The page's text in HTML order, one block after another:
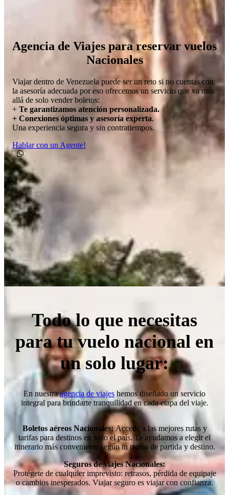
Agencia de Viajes para reservar vuelos
Nacionales
Viajar dentro de Venezuela puede ser un reto si no cuentas con
la asesoría adecuada por eso ofrecemos un servicio que va más
allá de solo vender boletos:
+ Te garantizamos atención personalizada.
+ Conexiones óptimas y asesoría experta.
Una experiencia segura y sin contratiempos.
Hablar con un Agente!
Todo lo que necesitas
para tu vuelo nacional en
un solo lugar:
En nuestraagencia de viajes hemos diseñado un servicio
integral para brindarte tranquilidad en cada etapa del viaje.
Boletos aéreos Nacionales:Accede a las mejores rutas y
tarifas para destinos en todo el país. Te ayudamos a elegir el
itinerario más conveniente según tu punto de partida y destino.
Seguros de viajes Nacionales:
Protégete de cualquier imprevisto: retrasos, pérdida de equipaje
o cambios inesperados. Viajar seguro es viajar con confianza.